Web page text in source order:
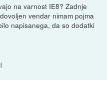
na varnost IE8? Zadnje
vendar nimam pojma
napisanega, da so dodatki
)